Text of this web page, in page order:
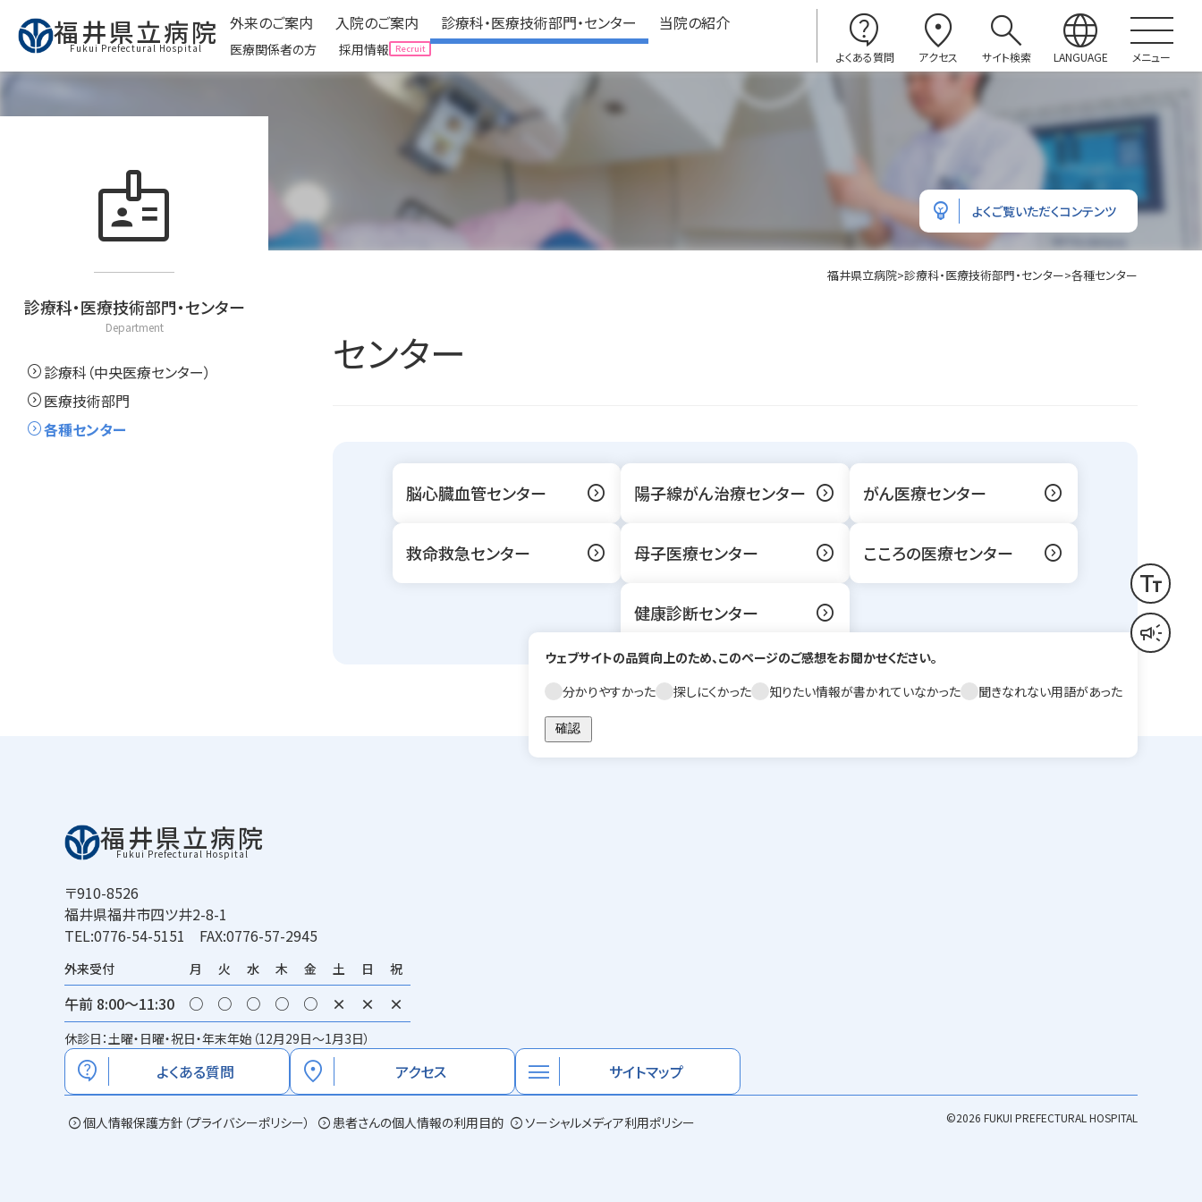
福井県立病院
Fukui Prefectural Hospital
外来のご案内
看護外来・ケアをご利用の方へ
外来運営委員会
入院のご案内
入院のご案内Hospitalization
入院される方へ
面会される方へ
expand_circle_rightお役立ち情報
expand_circle_rightクリニカルパス（標準診療計画）
診療科・医療技術部門・センター
診療科・医療技術部門・センター
医療技術部門
expand_circle_right
当院の紹介
当院の紹介
expand_circle_right認定・医療機関指定
医療関係者の方 採用情報 contact_support
よくある質問
location_on
アクセス
search
サイト検索
language
LANGUAGE メニュー
福井県立病院>診療科・医療技術部門・センター>各種センター
センター
脳心臓血管センター expand_circle_right 陽子線がん治療センター expand_circle_right がん医療センター expand_circle_right
救命救急センター expand_circle_right 母子医療センター expand_circle_right こころの医療センター expand_circle_right
健康診断センター expand_circle_right
emoji_objects よくご覧いただくコンテンツ
badge
診療科・医療技術部門・センター
Department
expand_circle_right診療科（中央医療センター）
expand_circle_right医療技術部門
expand_circle_right各種センター
ウェブサイトの品質向上のため、このページのご感想をお聞かせください。
分かりやすかった
探しにくかった 知りたい情報が書かれていなかった 聞きなれない用語があった
福井県立病院
Fukui Prefectural Hospital
〒910-8526
福井県福井市四ツ井2-8-1
TEL:0776-54-5151 FAX:0776-57-2945
外来受付 月 火 水 木 金 土 日 祝
午前 8:00～11:30 ○ ○ ○ ○ ○ × × ×
休診日：土曜・日曜・祝日・年末年始（12月29日～1月3日）
contact_support よくある質問 location_on アクセス menu サイトマップ
expand_circle_right個人情報保護方針（プライバシーポリシー） expand_circle_right 患者さんの個人情報の利用目的 expand_circle_right ソーシャルメディア利用ポリシー ©2026 FUKUI PREFECTURAL HOSPITAL
text_fields
文字サイズ変更
campaign
音声読み上げ